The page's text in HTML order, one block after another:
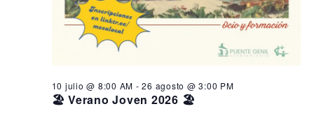
🏖️ Verano Joven 2026 🏖️
10 julio @ 8:00 AM -26 agosto @ 3:00 PM